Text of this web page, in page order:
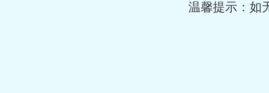
温馨提示：如